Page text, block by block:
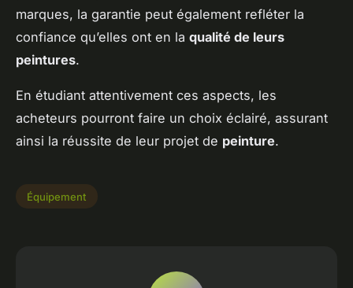
marques, la garantie peut également refléter la
confiance qu’elles ont en la qualité de leurs
peintures.
En étudiant attentivement ces aspects, les
acheteurs pourront faire un choix éclairé, assurant
ainsi la réussite de leur projet de peinture.
Équipement